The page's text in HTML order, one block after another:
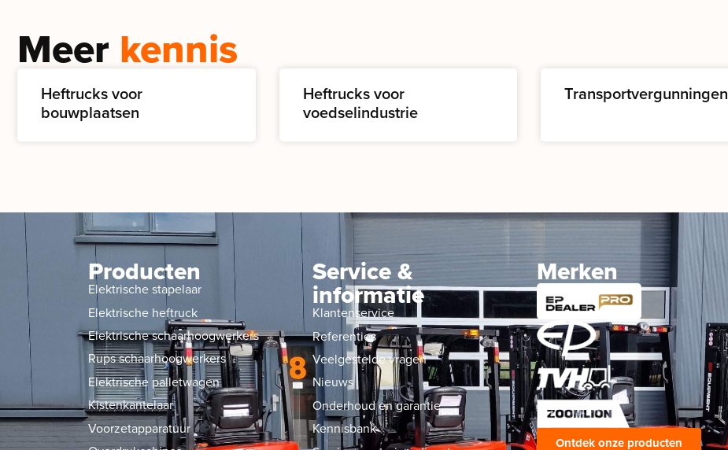
Meer kennis
Heftrucks voor
bouwplaatsen
Heftrucks voor
voedselindustrie
Transportvergunningen
Producten
Elektrische stapelaar
Elektrische heftruck
Elektrische schaarhoogwerkers
Rups schaarhoogwerkers
Elektrische palletwagen
Kistenkantelaar
Voorzetapparatuur
Service &
informatie
Klantenservice
Referenties
Veelgestelde vragen
Nieuws
Onderhoud en garantie
Kennisbank
Merken
Ontdek onze producten